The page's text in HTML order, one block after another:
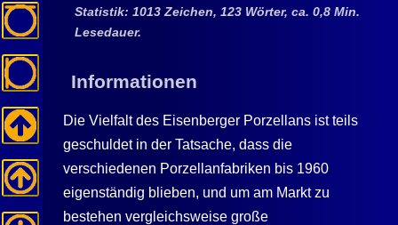
Statistik: 1013 Zeichen, 123 Wörter, ca. 0,8 Min.
Lesedauer.
Informationen
Die Vielfalt des Eisenberger Porzellans ist teils
geschuldet in der Tatsache, dass die
verschiedenen Porzellanfabriken bis 1960
eigenständig blieben, und um am Markt zu
bestehen vergleichsweise große